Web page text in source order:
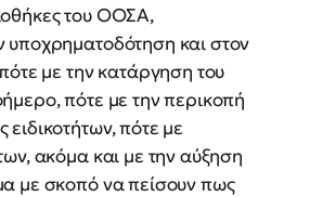
του ΟΟΣΑ,
υποχρηματοδότηση και στον
με την κατάργηση του
πότε με την περικοπή
πότε με
ακόμα και με την αύξηση
με σκοπό να πείσουν πως